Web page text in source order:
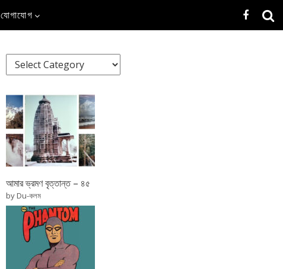
যোগাযোগ
আমার ভ্রমণ বৃত্তান্ত – ৪৫
by Du-কলম